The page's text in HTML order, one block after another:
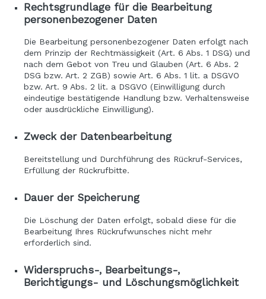
Rechtsgrundlage für die Bearbeitung
personenbezogener Daten
Die Bearbeitung personenbezogener Daten erfolgt nach
dem Prinzip der Rechtmässigkeit (Art. 6 Abs. 1 DSG) und
nach dem Gebot von Treu und Glauben (Art. 6 Abs. 2
DSG bzw. Art. 2 ZGB) sowie Art. 6 Abs. 1 lit. a DSGVO
bzw. Art. 9 Abs. 2 lit. a DSGVO (Einwilligung durch
eindeutige bestätigende Handlung bzw. Verhaltensweise
oder ausdrückliche Einwilligung).
Zweck der Datenbearbeitung
Bereitstellung und Durchführung des Rückruf-Services,
Erfüllung der Rückrufbitte.
Dauer der Speicherung
Die Löschung der Daten erfolgt, sobald diese für die
Bearbeitung Ihres Rückrufwunsches nicht mehr
erforderlich sind.
Widerspruchs-, Bearbeitungs-,
Berichtigungs- und Löschungsmöglichkeit